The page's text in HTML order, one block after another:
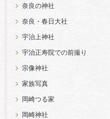
奈良の神社
奈良・春日大社
宇治上神社
宇治正寿院での前撮り
宗像神社
家族写真
岡崎つる家
岡崎神社